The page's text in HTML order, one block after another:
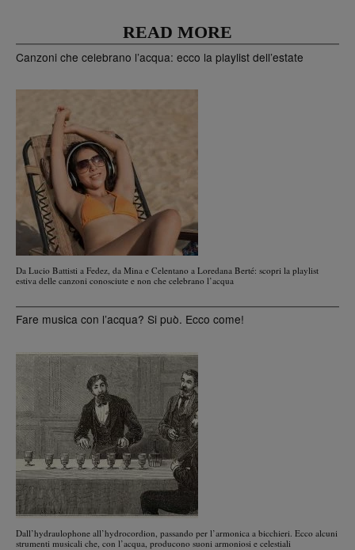
READ MORE
Canzoni che celebrano l’acqua: ecco la playlist dell’estate
Da Lucio Battisti a Fedez, da Mina e Celentano a Loredana Berté: scopri la playlist
estiva delle canzoni conosciute e non che celebrano l’acqua
Fare musica con l’acqua? Si può. Ecco come!
Dall’hydraulophone all’hydrocordion, passando per l’armonica a bicchieri. Ecco alcuni
strumenti musicali che, con l’acqua, producono suoni armoniosi e celestiali